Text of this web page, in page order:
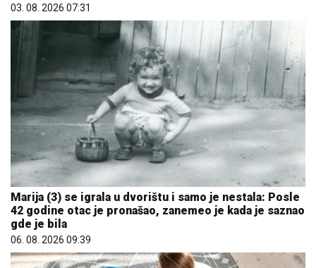
03. 08. 2026 07:31
Marija (3) se igrala u dvorištu i samo je nestala: Posle
42 godine otac je pronašao, zanemeo je kada je saznao
gde je bila
06. 08. 2026 09:39